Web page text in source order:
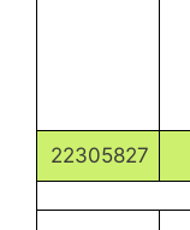
22305827